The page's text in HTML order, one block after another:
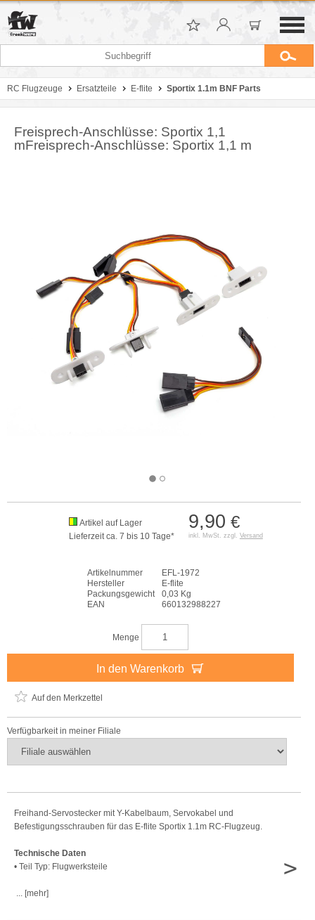
RC Flugzeuge Ersatzteile E-flite Sportix 1.1m BNF Parts
Freisprech-Anschlüsse: Sportix 1,1
mFreisprech-Anschlüsse: Sportix 1,1 m
9,90 €
inkl. MwSt. zzgl. Versand
Artikel auf Lager
Lieferzeit ca. 7 bis 10 Tage*
Artikelnummer
EFL-1972
Hersteller
E-flite
Packungsgewicht
0,03 Kg
EAN
660132988227
Menge
In den Warenkorb
Auf den Merkzettel
Verfügbarkeit in meiner Filiale
Freihand-Servostecker mit Y-Kabelbaum, Servokabel und
Befestigungsschrauben für das E-flite Sportix 1.1m RC-Flugzeug.
Technische Daten
• Teil Typ: Flugwerksteile
... [mehr]
>